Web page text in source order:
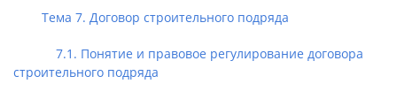
Тема 7. Договор строительного подряда
7.1. Понятие и правовое регулирование договора
строительного подряда